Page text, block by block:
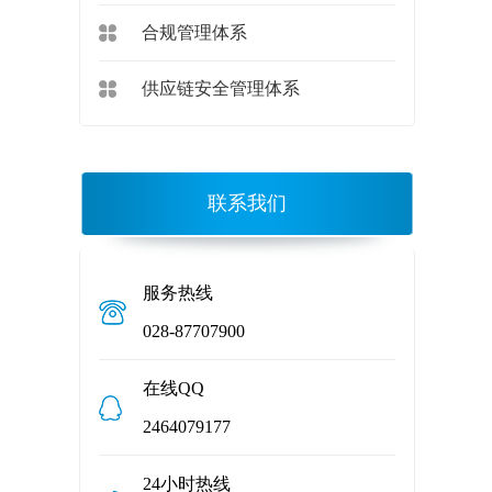
合规管理体系
供应链安全管理体系
联系我们
服务热线
028-87707900
在线QQ
2464079177
24小时热线